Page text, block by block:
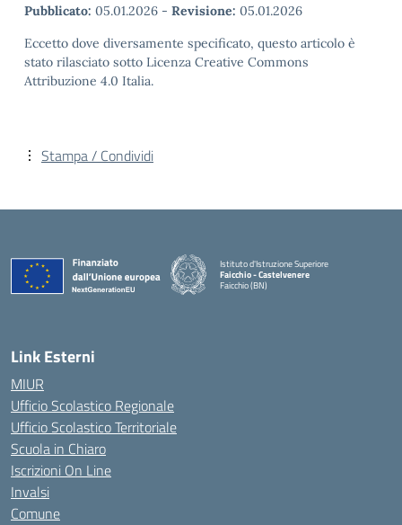
Pubblicato: 05.01.2026 - Revisione: 05.01.2026
Eccetto dove diversamente specificato, questo articolo è
stato rilasciato sotto Licenza Creative Commons
Attribuzione 4.0 Italia.
Stampa / Condividi
Istituto d'Istruzione Superiore
Faicchio - Castelvenere
Faicchio (BN)
Link Esterni
MIUR
Ufficio Scolastico Regionale
Ufficio Scolastico Territoriale
Scuola in Chiaro
Iscrizioni On Line
Invalsi
Comune